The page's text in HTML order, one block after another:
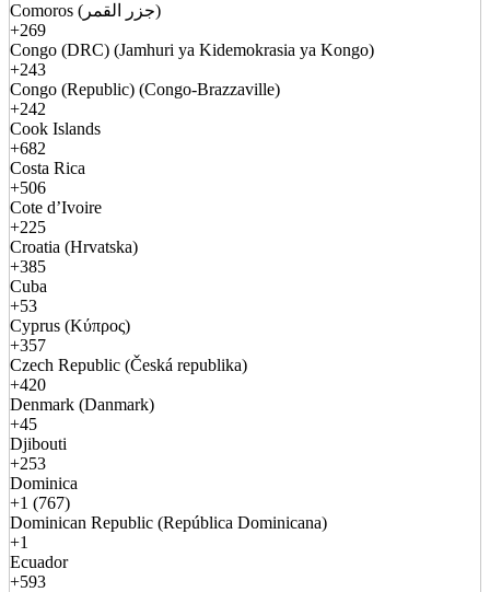
Comoros (جزر القمر)
+269
Congo (DRC) (Jamhuri ya Kidemokrasia ya Kongo)
+243
Congo (Republic) (Congo-Brazzaville)
+242
Cook Islands
+682
Costa Rica
+506
Cote d’Ivoire
+225
Croatia (Hrvatska)
+385
Cuba
+53
Cyprus (Κύπρος)
+357
Czech Republic (Česká republika)
+420
Denmark (Danmark)
+45
Djibouti
+253
Dominica
+1 (767)
Dominican Republic (República Dominicana)
+1
Ecuador
+593